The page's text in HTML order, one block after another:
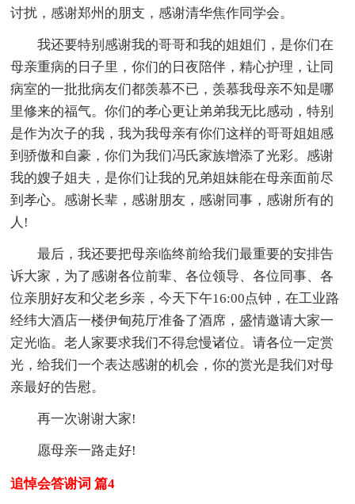
讨扰，感谢郑州的朋支，感谢清华焦作同学会。
我还要特别感谢我的哥哥和我的姐姐们，是你们在
母亲重病的日子里，你们的日夜陪伴，精心护理，让同
病室的一批批病友们都羡慕不已，羡慕我母亲不知是哪
里修来的福气。你们的孝心更让弟弟我无比感动，特别
是作为次子的我，我为我母亲有你们这样的哥哥姐姐感
到骄傲和自豪，你们为我们冯氏家族增添了光彩。感谢
我的嫂子姐夫，是你们让我的兄弟姐妹能在母亲面前尽
到孝心。感谢长辈，感谢朋友，感谢同事，感谢所有的
人!
最后，我还要把母亲临终前给我们最重要的安排告
诉大家，为了感谢各位前辈、各位领导、各位同事、各
位亲朋好友和父老乡亲，今天下午16:00点钟，在工业路
经纬大酒店一楼伊甸苑厅准备了酒席，盛情邀请大家一
定光临。老人家要求我们不得怠慢诸位。请各位一定赏
光，给我们一个表达感谢的机会，你的赏光是我们对母
亲最好的告慰。
再一次谢谢大家!
愿母亲一路走好!
追悼会答谢词 篇4